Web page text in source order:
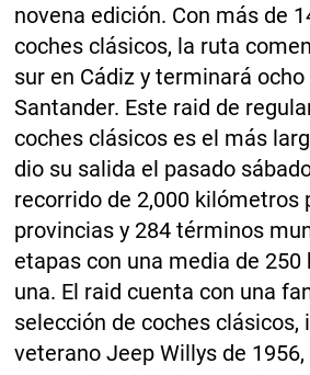
novena edición. Con más de
coches clásicos, la ruta
sur en Cádiz y terminará
Santander. Este raid de
coches clásicos es el más
dio su salida el pasado
recorrido de 2,000 kilómetros
provincias y 284 términos
etapas con una media de
una. El raid cuenta con una
selección de coches clásicos,
veterano Jeep Willys de